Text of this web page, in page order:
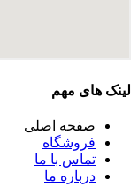
لینک های مهم
صفحه اصلی
فروشگاه
تماس با ما
درباره ما